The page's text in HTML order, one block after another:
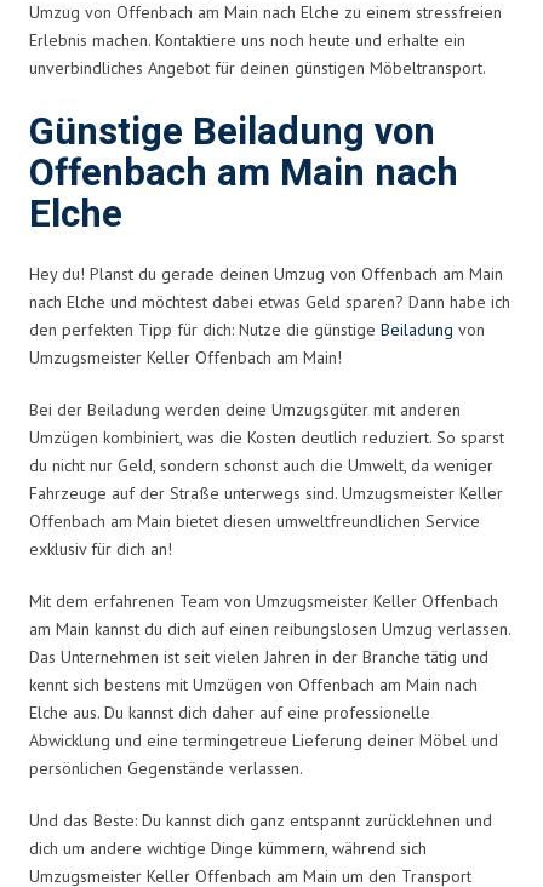
Umzug von Offenbach am Main nach Elche zu einem stressfreien
Erlebnis machen. Kontaktiere uns noch heute und erhalte ein
unverbindliches Angebot für deinen günstigen Möbeltransport.
Günstige Beiladung von
Offenbach am Main nach
Elche
Hey du! Planst du gerade deinen Umzug von Offenbach am Main
nach Elche und möchtest dabei etwas Geld sparen? Dann habe ich
den perfekten Tipp für dich: Nutze die günstige Beiladung von
Umzugsmeister Keller Offenbach am Main!
Bei der Beiladung werden deine Umzugsgüter mit anderen
Umzügen kombiniert, was die Kosten deutlich reduziert. So sparst
du nicht nur Geld, sondern schonst auch die Umwelt, da weniger
Fahrzeuge auf der Straße unterwegs sind. Umzugsmeister Keller
Offenbach am Main bietet diesen umweltfreundlichen Service
exklusiv für dich an!
Mit dem erfahrenen Team von Umzugsmeister Keller Offenbach
am Main kannst du dich auf einen reibungslosen Umzug verlassen.
Das Unternehmen ist seit vielen Jahren in der Branche tätig und
kennt sich bestens mit Umzügen von Offenbach am Main nach
Elche aus. Du kannst dich daher auf eine professionelle
Abwicklung und eine termingetreue Lieferung deiner Möbel und
persönlichen Gegenstände verlassen.
Und das Beste: Du kannst dich ganz entspannt zurücklehnen und
dich um andere wichtige Dinge kümmern, während sich
Umzugsmeister Keller Offenbach am Main um den Transport